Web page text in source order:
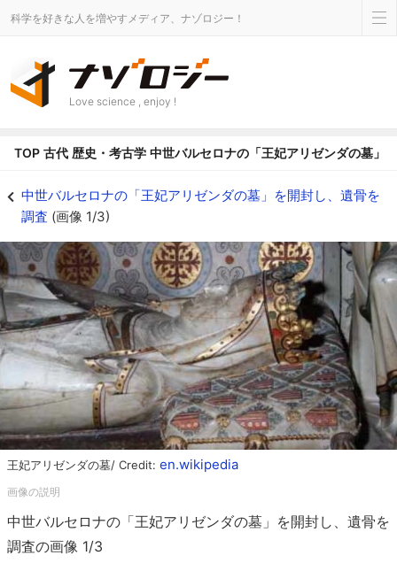
科学を好きな人を増やすメディア、ナゾロジー！
Love science , enjoy !
TOP 古代 歴史・考古学 中世バルセロナの「王妃アリゼンダの墓」
中世バルセロナの「王妃アリゼンダの墓」を開封し、遺骨を
調査 (画像 1/3)
王妃アリゼンダの墓/ Credit: en.wikipedia
中世バルセロナの「王妃アリゼンダの墓」を開封し、遺骨を
調査の画像 1/3